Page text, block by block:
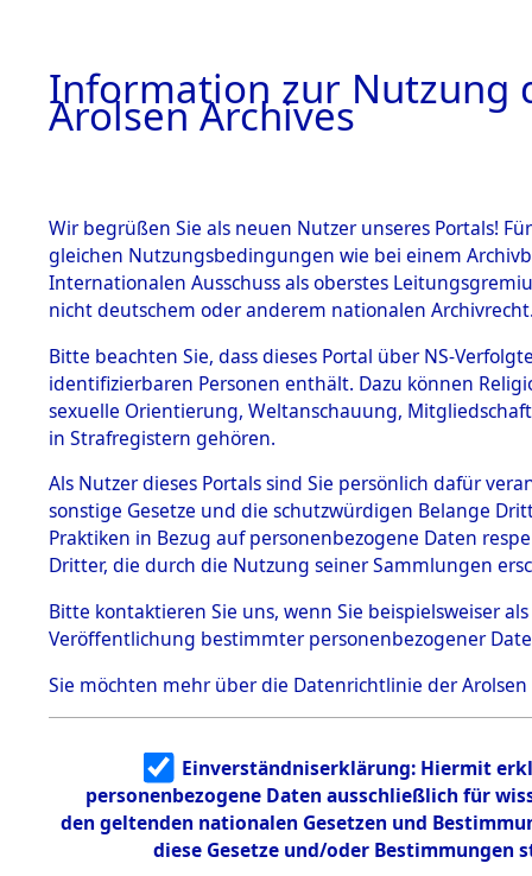
BESTÄNDE
1.
Inhaftierungsdoku
mente
1.2.9 Beim ITS
verwahrte
1.2.9.1
Effekten aus
dem KZ
Dachau
e
1.2.9.2
dem KZ
Bayerisches
ädigungsamt
1.2.9.3
Effekten aus
dem KZ
Neuengamm
4Akten
SALETTEN,
VALENTIN
SALETTEN,
geb. 5. August 1878
Land
Deutschland
Häftlingsnummer
140608
DOKUMENTE
Information zur Nutzung
Arolsen Archives
Wir begrüßen Sie als neuen Nutzer unseres Portals!
gleichen Nutzungsbedingungen wie bei einem
Internationalen Ausschuss als oberstes
nicht deutschem oder anderem nationalen
Bitte beachten Sie, dass dieses Portal über NS-
identifizierbaren Personen enthält. Dazu können
sexuelle Orientierung, Weltanschauung,
in Strafregistern gehören.
Als Nutzer dieses Portals sind Sie persönlich dafür
sonstige Gesetze und die schutzwürdigen Belange
Praktiken in Bezug auf personenbezogene Daten
Dritter, die durch die Nutzung seiner Sammlungen
Bitte kontaktieren Sie uns, wenn Sie beispielsweiser
Veröffentlichung bestimmter personenbezogener
Sie möchten mehr über die Datenrichtlinie der Arolsen
Einverständniserklärung: Hiermit
personenbezogene Daten ausschließlich für
den geltenden nationalen Gesetzen und
diese Gesetze und/oder Bestimmungen